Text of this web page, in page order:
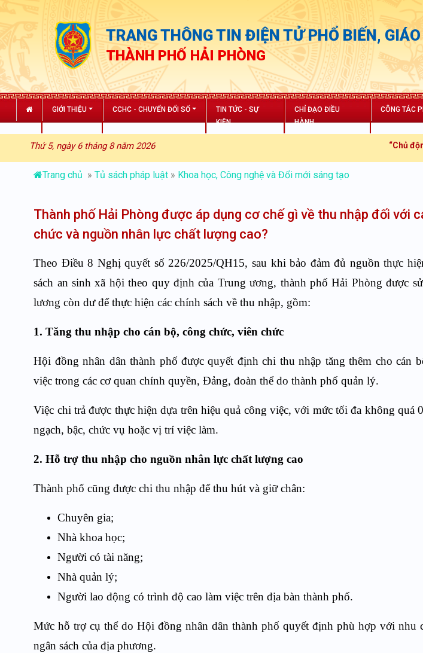
TRANG THÔNG TIN ĐIỆN TỬ PHỔ BIẾN,
THÀNH PHỐ HẢI PHÒNG
GIỚI THIỆU CCHC - CHUYỂN ĐỔI SỐ
TIN TỨC - SỰ
KIỆN
CHỈ ĐẠO ĐIỀU
HÀNH
CÔNG TÁC
Thứ 5, ngày 6 tháng 8 năm 2026 “Chủ động
Trang chủ »Tủ sách pháp luật » Khoa học, Công nghệ và Đổi mới sáng tạo
Thành phố Hải Phòng được áp dụng cơ chế gì về thu nhập đối với
chức và nguồn nhân lực chất lượng cao?
Theo Điều 8 Nghị quyết số 226/2025/QH15, sau khi bảo đảm đủ nguồn thực
sách an sinh xã hội theo quy định của Trung ương, thành phố Hải Phòng được
lương còn dư để thực hiện các chính sách về thu nhập, gồm:
1. Tăng thu nhập cho cán bộ, công chức, viên chức
Hội đồng nhân dân thành phố được quyết định chi thu nhập tăng thêm cho cán
việc trong các cơ quan chính quyền, Đảng, đoàn thể do thành phố quản lý.
Việc chi trả được thực hiện dựa trên hiệu quả công việc, với mức tối đa không quá
ngạch, bậc, chức vụ hoặc vị trí việc làm.
2. Hỗ trợ thu nhập cho nguồn nhân lực chất lượng cao
Thành phố cũng được chi thu nhập để thu hút và giữ chân:
Chuyên gia;
Nhà khoa học;
Người có tài năng;
Nhà quản lý;
Người lao động có trình độ cao làm việc trên địa bàn thành phố.
Mức hỗ trợ cụ thể do Hội đồng nhân dân thành phố quyết định phù hợp với nhu
ngân sách của địa phương.